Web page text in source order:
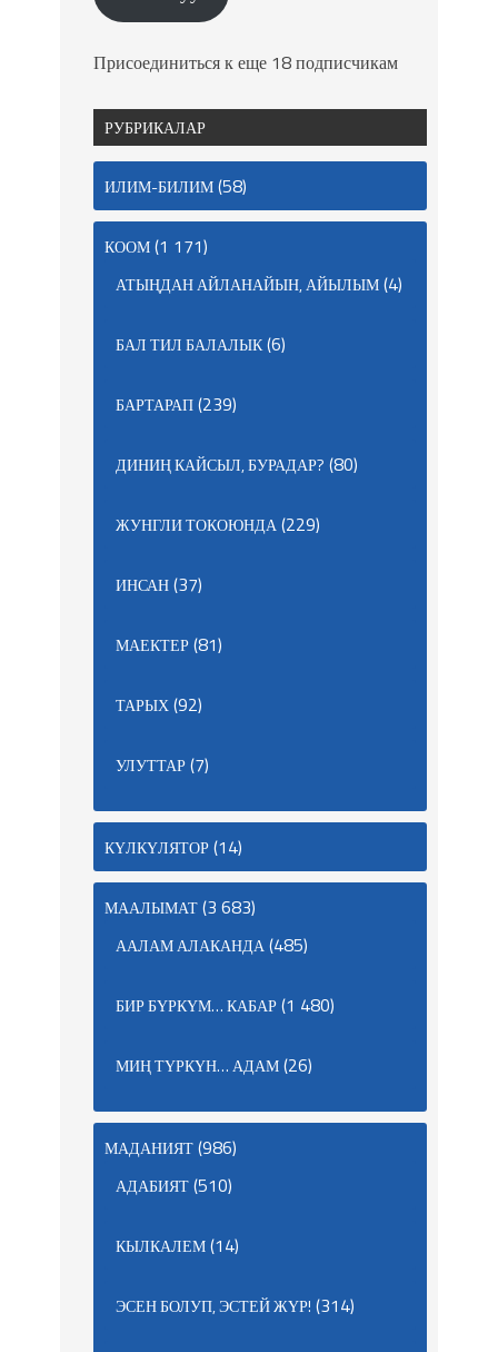
Присоединиться к еще 18 подписчикам
РУБРИКАЛАР
ИЛИМ-БИЛИМ(58)
КООМ(1 171)
АТЫҢДАН АЙЛАНАЙЫН, АЙЫЛЫМ(4)
БАЛ ТИЛ БАЛАЛЫК(6)
БАРТАРАП(239)
ДИНИҢ КАЙСЫЛ, БУРАДАР? (80)
ЖУНГЛИ ТОКОЮНДА(229)
ИНСАН(37)
МАЕКТЕР(81)
ТАРЫХ(92)
УЛУТТАР(7)
КҮЛКҮЛЯТОР(14)
МААЛЫМАТ(3 683)
ААЛАМ АЛАКАНДА(485)
БИР БҮРКҮМ… КАБАР(1 480)
МИҢ ТҮРКҮН… АДАМ(26)
МАДАНИЯТ(986)
АДАБИЯТ(510)
КЫЛКАЛЕМ(14)
ЭСЕН БОЛУП, ЭСТЕЙ ЖҮР! (314)